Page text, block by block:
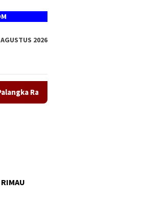
2026
Keributan Rumah Tangga di Jalan